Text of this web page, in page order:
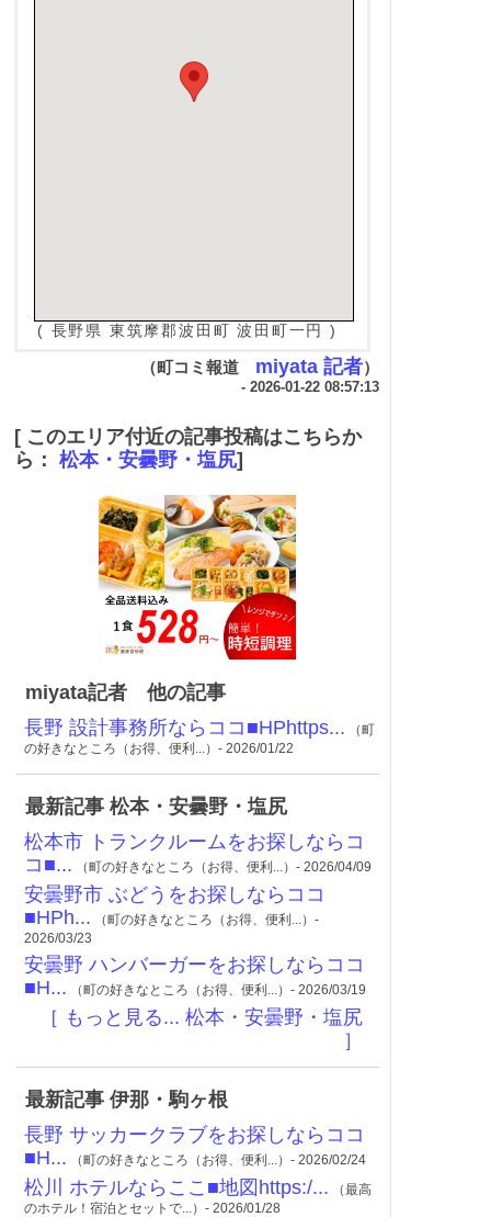
( 長野県 東筑摩郡波田町 波田町一円 )
（町コミ報道 miyata 記者）
- 2026-01-22 08:57:13
[ このエリア付近の記事投稿はこちらか
ら： 松本・安曇野・塩尻]
miyata記者 他の記事
長野 設計事務所ならココ■HPhttps... （町
の好きなところ（お得、便利...）- 2026/01/22
最新記事 松本・安曇野・塩尻
松本市 トランクルームをお探しならコ
コ■... （町の好きなところ（お得、便利...）- 2026/04/09
安曇野市 ぶどうをお探しならココ
■HPh... （町の好きなところ（お得、便利...）-
2026/03/23
安曇野 ハンバーガーをお探しならココ
■H... （町の好きなところ（お得、便利...）- 2026/03/19
［ もっと見る... 松本・安曇野・塩尻
］
最新記事 伊那・駒ヶ根
長野 サッカークラブをお探しならココ
■H... （町の好きなところ（お得、便利...）- 2026/02/24
松川 ホテルならここ■地図https:/... （最高
のホテル！宿泊とセットで...）- 2026/01/28